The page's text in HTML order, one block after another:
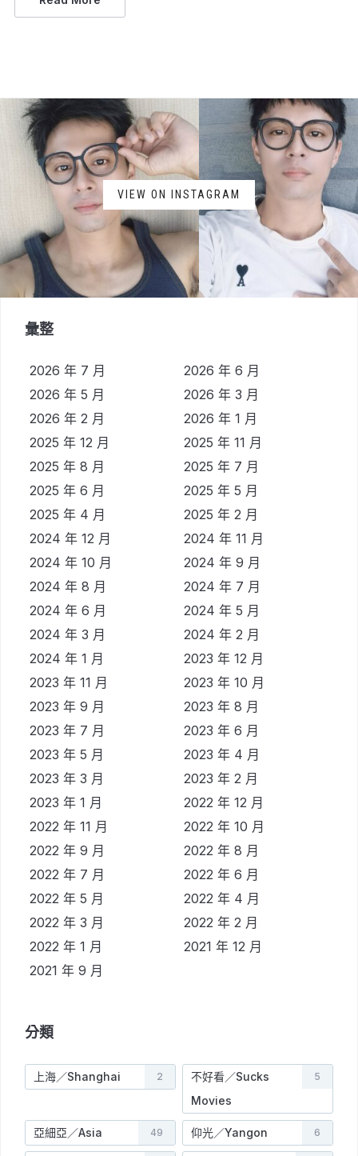
VIEW ON INSTAGRAM
彙整
2026 年 7 月
2026 年 6 月
2026 年 5 月
2026 年 3 月
2026 年 2 月
2026 年 1 月
2025 年 12 月
2025 年 11 月
2025 年 8 月
2025 年 7 月
2025 年 6 月
2025 年 5 月
2025 年 4 月
2025 年 2 月
2024 年 12 月
2024 年 11 月
2024 年 10 月
2024 年 9 月
2024 年 8 月
2024 年 7 月
2024 年 6 月
2024 年 5 月
2024 年 3 月
2024 年 2 月
2024 年 1 月
2023 年 12 月
2023 年 11 月
2023 年 10 月
2023 年 9 月
2023 年 8 月
2023 年 7 月
2023 年 6 月
2023 年 5 月
2023 年 4 月
2023 年 3 月
2023 年 2 月
2023 年 1 月
2022 年 12 月
2022 年 11 月
2022 年 10 月
2022 年 9 月
2022 年 8 月
2022 年 7 月
2022 年 6 月
2022 年 5 月
2022 年 4 月
2022 年 3 月
2022 年 2 月
2022 年 1 月
2021 年 12 月
2021 年 9 月
分類
上海／Shanghai 2
不好看／Sucks
Movies
5
亞細亞／Asia 49 仰光／Yangon 6